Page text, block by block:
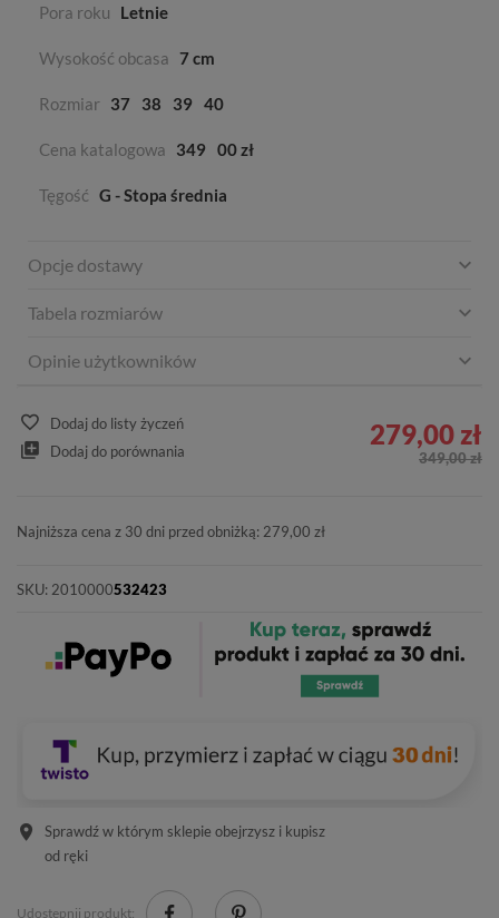
Pora roku Letnie
Wysokość obcasa 7 cm
Rozmiar 37 38 39 40
Cena katalogowa 349 00 zł
Tęgość G - Stopa średnia
Opcje dostawy
Tabela rozmiarów
Opinie użytkowników
Dodaj do listy życzeń
Dodaj do porównania
279,00 zł
349,00 zł
Najniższa cena z 30 dni przed obniżką: 279,00 zł
SKU: 2010000532423
Sprawdź w którym sklepie obejrzysz i kupisz
od ręki
Udostępnij produkt: